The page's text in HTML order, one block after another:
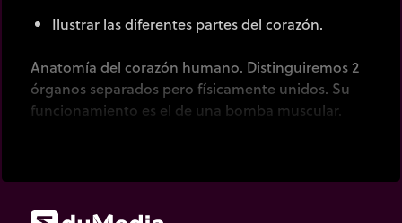
Ilustrar las diferentes partes del corazón.
Anatomía del corazón humano. Distinguiremos 2
órganos separados pero físicamente unidos. Su
funcionamiento es el de una bomba muscular.